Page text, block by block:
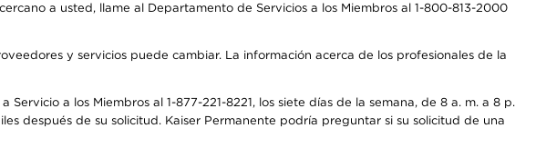
a usted, llame al Departamento de Servicios a los Miembros al 1-800-813-2000
y servicios puede cambiar. La información acerca de los profesionales de la
a los Miembros al 1-877-221-8221, los siete días de la semana, de 8 a. m. a 8 p.
después de su solicitud. Kaiser Permanente podría preguntar si su solicitud de una